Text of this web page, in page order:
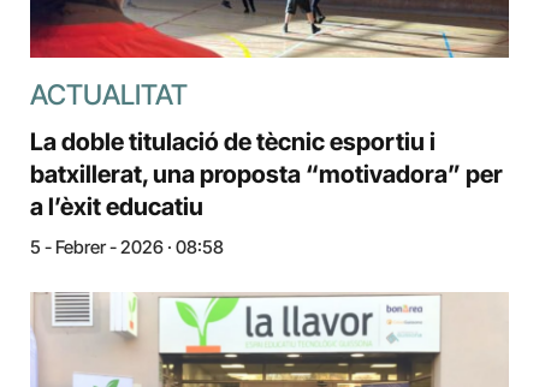
ACTUALITAT
La doble titulació de tècnic esportiu i
batxillerat, una proposta “motivadora” per
a l’èxit educatiu
5 - Febrer - 2026 · 08:58